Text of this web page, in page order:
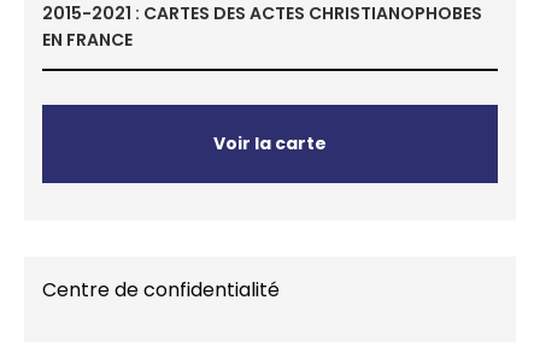
2015-2021 : CARTES DES ACTES CHRISTIANOPHOBES
EN FRANCE
Voir la carte
Centre de confidentialité